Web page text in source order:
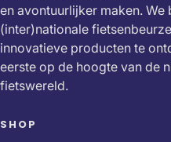
en avontuurlijker maken.
(inter)nationale
innovatieve producten te
eerste op de hoogte van de
fietswereld.
SHOP